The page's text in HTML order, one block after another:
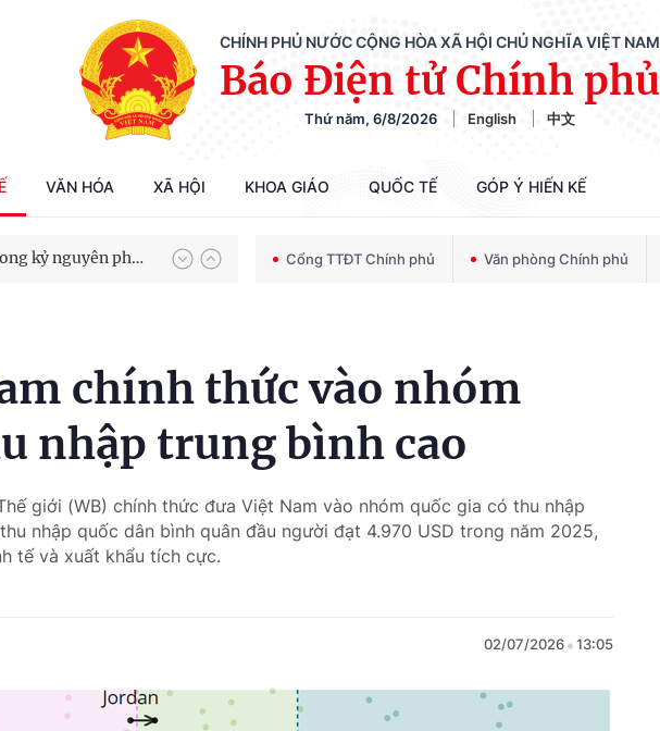
CHÍNH PHỦ NƯỚC CỘNG HÒA XÃ HỘI CHỦ NGHĨA VIỆT NAM
Báo Điện tử Chính phủ
Thứ năm, 6/8/2026 English 中文
VĂN HÓA XÃ HỘI KHOA GIÁO QUỐC TẾ GÓP Ý HIẾN KẾ
mới
Chiến dịch 500 ngày đêm tìm kiếm, quy tập và xác định danh tính hài cốt liệt sĩ
Bảo vệ nền tảng tư tưởng của Đảng trong kỷ nguyên phát triển mới
lược, lâu dài Cổng TTĐT Chính phủ Văn phòng Chính phủ
chính thức vào nhóm
nhập trung bình cao
giới (WB) chính thức đưa Việt Nam vào nhóm quốc gia có thu nhập
nhập quốc dân bình quân đầu người đạt 4.970 USD trong năm 2025,
tế và xuất khẩu tích cực.
02/07/2026 13:05